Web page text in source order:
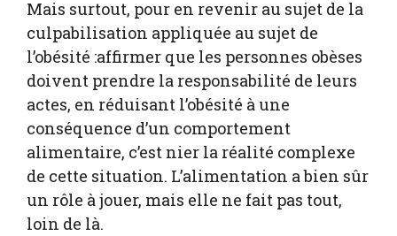
Mais surtout, pour en revenir au sujet de la
culpabilisation appliquée au sujet de
l’obésité :affirmer que les personnes obèses
doivent prendre la responsabilité de leurs
actes, en réduisant l’obésité à une
conséquence d’un comportement
alimentaire, c’est nier la réalité complexe
de cette situation. L’alimentation a bien sûr
un rôle à jouer, mais elle ne fait pas tout,
loin de là.